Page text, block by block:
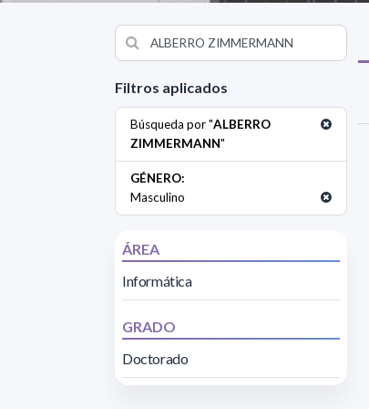
Filtros aplicados
Búsqueda por "ALBERRO
ZIMMERMANN"
GÉNERO:
Masculino
ÁREA
Informática
GRADO
Doctorado